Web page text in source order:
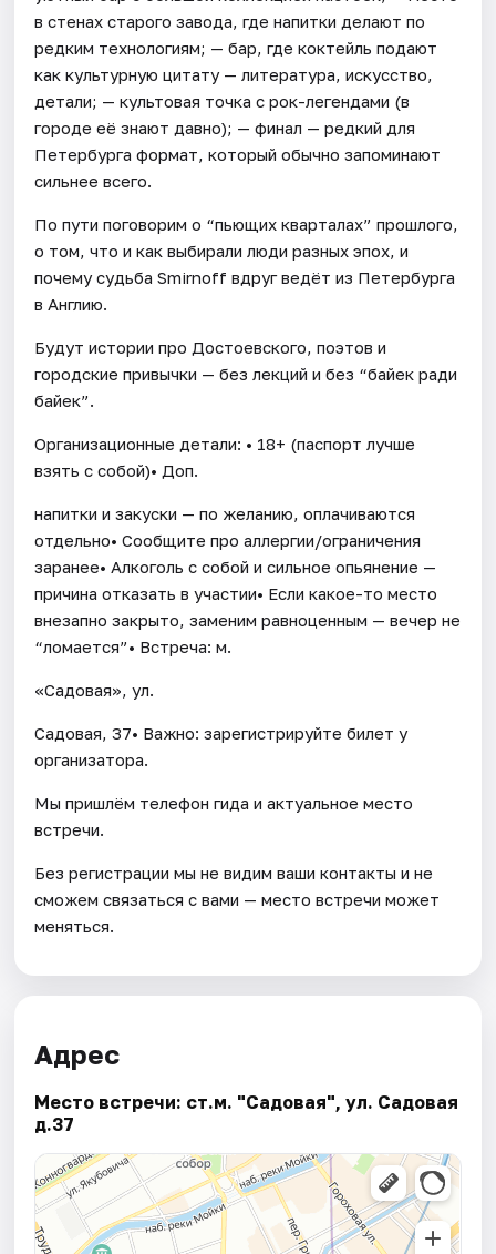
в стенах старого завода, где напитки делают по
редким технологиям; — бар, где коктейль подают
как культурную цитату — литература, искусство,
детали; — культовая точка с рок-легендами (в
городе её знают давно); — финал — редкий для
Петербурга формат, который обычно запоминают
сильнее всего.
По пути поговорим о “пьющих кварталах” прошлого,
о том, что и как выбирали люди разных эпох, и
почему судьба Smirnoff вдруг ведёт из Петербурга
в Англию.
Будут истории про Достоевского, поэтов и
городские привычки — без лекций и без “байек ради
байек”.
Организационные детали: • 18+ (паспорт лучше
взять с собой)• Доп.
напитки и закуски — по желанию, оплачиваются
отдельно• Сообщите про аллергии/ограничения
заранее• Алкоголь с собой и сильное опьянение —
причина отказать в участии• Если какое-то место
внезапно закрыто, заменим равноценным — вечер не
“ломается”• Встреча: м.
«Садовая», ул.
Садовая, 37• Важно: зарегистрируйте билет у
организатора.
Мы пришлём телефон гида и актуальное место
встречи.
Без регистрации мы не видим ваши контакты и не
сможем связаться с вами — место встречи может
меняться.
Адрес
Место встречи: ст.м. "Садовая", ул. Садовая
д.37